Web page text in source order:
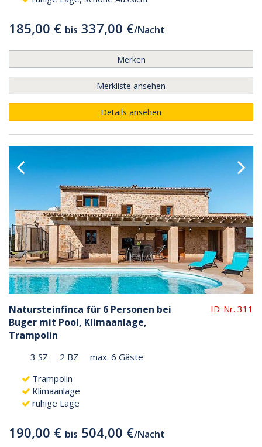
185,00 € bis 337,00 €/Nacht
Merken
Merkliste ansehen
Details ansehen
Natursteinfinca für 6 Personen bei
Buger mit Pool, Klimaanlage,
Trampolin
ID-Nr. 311
3 SZ 2 BZ
max. 6 Gäste
Trampolin
Klimaanlage
ruhige Lage
190,00 € bis 504,00 €/Nacht